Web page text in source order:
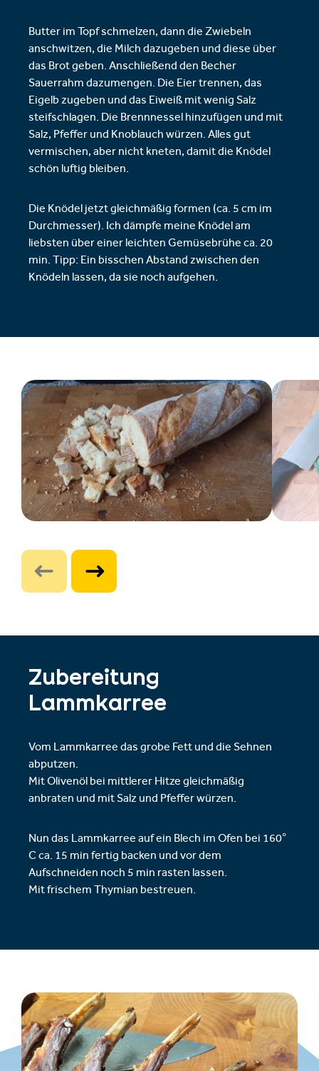
Butter im Topf schmelzen, dann die Zwiebeln
anschwitzen, die Milch dazugeben und diese über
das Brot geben. Anschließend den Becher
Sauerrahm dazumengen. Die Eier trennen, das
Eigelb zugeben und das Eiweiß mit wenig Salz
steifschlagen. Die Brennnessel hinzufügen und mit
Salz, Pfeffer und Knoblauch würzen. Alles gut
vermischen, aber nicht kneten, damit die Knödel
schön luftig bleiben.
Die Knödel jetzt gleichmäßig formen (ca. 5 cm im
Durchmesser). Ich dämpfe meine Knödel am
liebsten über einer leichten Gemüsebrühe ca. 20
min. Tipp: Ein bisschen Abstand zwischen den
Knödeln lassen, da sie noch aufgehen.
Zubereitung
Lammkarree
Vom Lammkarree das grobe Fett und die Sehnen
abputzen.
Mit Olivenöl bei mittlerer Hitze gleichmäßig
anbraten und mit Salz und Pfeffer würzen.
Nun das Lammkarree auf ein Blech im Ofen bei 160°
C ca. 15 min fertig backen und vor dem
Aufschneiden noch 5 min rasten lassen.
Mit frischem Thymian bestreuen.